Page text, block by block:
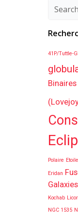
Search
41P/Tuttle-
Polaire
Eridan
Kochab
NGC 1535